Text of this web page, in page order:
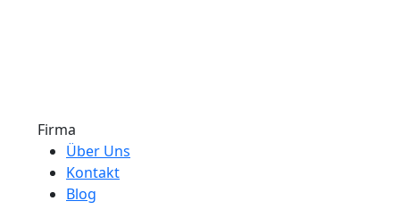
Firma
Über Uns
Kontakt
Blog